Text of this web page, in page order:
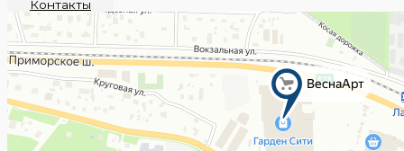
Контакты